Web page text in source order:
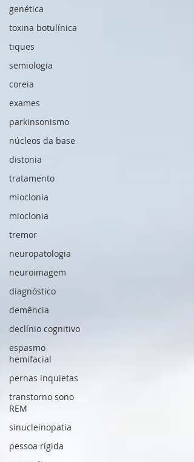
genética
toxina botulínica
tiques
semiologia
coreia
exames
parkinsonismo
núcleos da base
distonia
tratamento
mioclonia
mioclonia
tremor
neuropatologia
neuroimagem
diagnóstico
demência
declínio cognitivo
espasmo
hemifacial
pernas inquietas
transtorno sono
REM
sinucleinopatia
pessoa rígida